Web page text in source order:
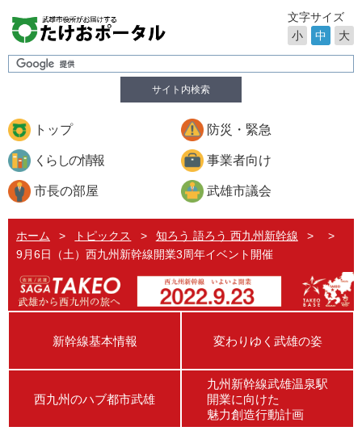
サイト内検索
文字サイズ
小
中 大
トップ 防災・緊急
くらしの情報 事業者向け
市長の部屋 武雄市議会
ホーム > トピックス > 知ろう 語ろう 西九州新幹線 >
>
9月6日（土）西九州新幹線開業3周年イベント開催
新幹線基本情報 変わりゆく武雄の姿
西九州のハブ都市武雄
九州新幹線武雄温泉駅
開業に向けた
魅力創造行動計画